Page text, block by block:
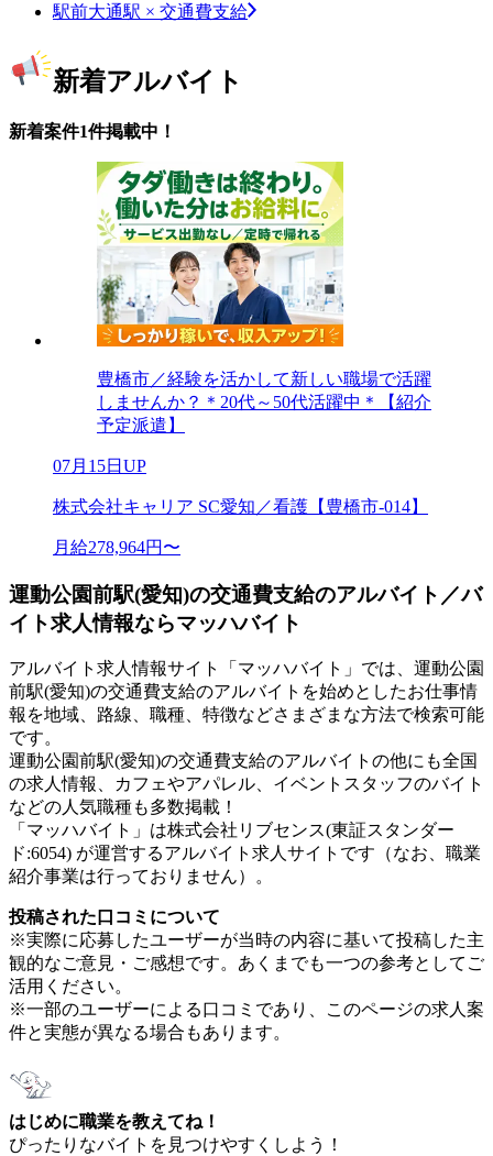
駅前大通駅 × 交通費支給
新着アルバイト
新着案件1件掲載中！
豊橋市／経験を活かして新しい職場で活躍
しませんか？＊20代～50代活躍中＊【紹介
予定派遣】
07月15日UP
株式会社キャリア SC愛知／看護【豊橋市-014】
月給278,964円〜
運動公園前駅(愛知)の交通費支給のアルバイト／バ
イト求人情報ならマッハバイト
アルバイト求人情報サイト「マッハバイト」では、運動公園
前駅(愛知)の交通費支給のアルバイトを始めとしたお仕事情
報を地域、路線、職種、特徴などさまざまな方法で検索可能
です。
運動公園前駅(愛知)の交通費支給のアルバイトの他にも全国
の求人情報、カフェやアパレル、イベントスタッフのバイト
などの人気職種も多数掲載！
「マッハバイト」は株式会社リブセンス(東証スタンダー
ド:6054) が運営するアルバイト求人サイトです（なお、職業
紹介事業は行っておりません）。
投稿された口コミについて
※実際に応募したユーザーが当時の内容に基いて投稿した主
観的なご意見・ご感想です。あくまでも一つの参考としてご
活用ください。
※一部のユーザーによる口コミであり、このページの求人案
件と実態が異なる場合もあります。
はじめに職業を教えてね！
ぴったりなバイトを見つけやすくしよう！